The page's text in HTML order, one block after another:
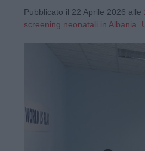
Pubblicato il 22 Aprile 2026 alle
screening neonatali in Albania.